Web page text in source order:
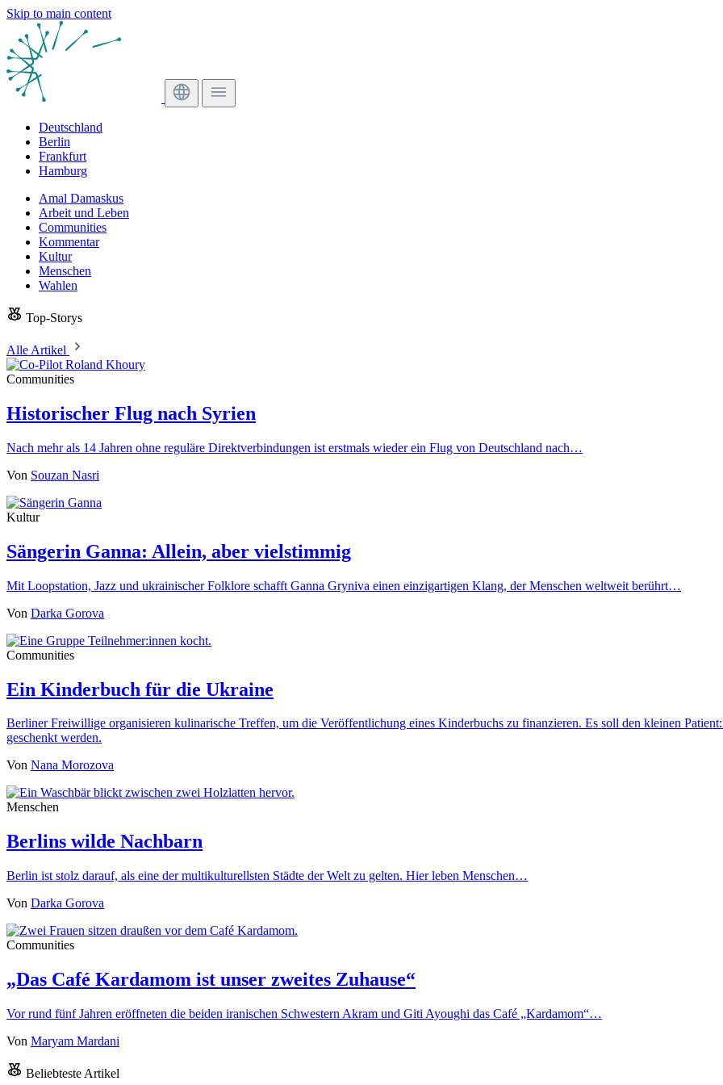
Skip to main content
Deutschland
Berlin
Frankfurt
Hamburg
Amal Damaskus
Arbeit und Leben
Communities
Kommentar
Kultur
Menschen
Wahlen
Top-Storys
Alle Artikel
Communities
Historischer Flug nach Syrien
Nach mehr als 14 Jahren ohne reguläre Direktverbindungen ist erstmals wieder ein Flug von Deutschland nach…
Von Souzan Nasri
Kultur
Sängerin Ganna: Allein, aber vielstimmig
Mit Loopstation, Jazz und ukrainischer Folklore schafft Ganna Gryniva einen einzigartigen Klang, der Menschen weltweit berührt…
Von Darka Gorova
Communities
Ein Kinderbuch für die Ukraine
Berliner Freiwillige organisieren kulinarische Treffen, um die Veröffentlichung eines Kinderbuchs zu finanzieren. Es soll den kleinen
geschenkt werden.
Von Nana Morozova
Menschen
Berlins wilde Nachbarn
Berlin ist stolz darauf, als eine der multikulturellsten Städte der Welt zu gelten. Hier leben Menschen…
Von Darka Gorova
Communities
„Das Café Kardamom ist unser zweites Zuhause“
Vor rund fünf Jahren eröffneten die beiden iranischen Schwestern Akram und Giti Ayoughi das Café „Kardamom“…
Von Maryam Mardani
Beliebteste Artikel